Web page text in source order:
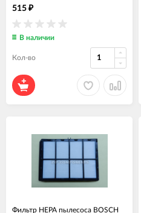
515 ₽
В наличии
Кол-во
Фильтр HEPA пылесоса BOSCH